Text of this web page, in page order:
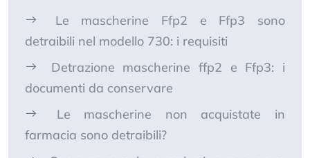
Le mascherine Ffp2 e Ffp3 sono
detraibili nel modello 730: i requisiti
Detrazione mascherine ffp2 e Ffp3: i
documenti da conservare
Le mascherine non acquistate in
farmacia sono detraibili?